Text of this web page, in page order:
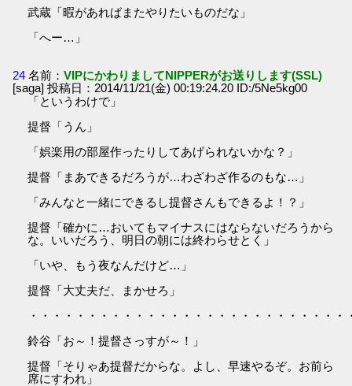
武蔵「暇があればまたやりたいものだな」
「へー…」
24 名前：VIPにかわりましてNIPPERがお送りします(SSL)
[saga] 投稿日：2014/11/21(金) 00:19:24.20 ID:/5Ne5kg00
「というわけで」
提督「うん」
「娯楽用の部屋作ったりしてあげられないかな？」
提督「まあできるだろうが…わざわざ作るのもな…」
「みんなと一緒にできるし提督さんもできるよ！？」
提督「確かに…おいてもマイナスにはならないだろうから
な。いいだろう、明日の朝には終わらせとく」
「いや、もう夜なんだけど…」
提督「大丈夫だ、まかせろ」
・・・・・・・・・・・・・・・・・・・・・・・・・・
鈴谷「お～！提督さっすが～！」
提督「そりゃあ提督だからな。よし、早速やるぞ。お前ら
席にすわれ」